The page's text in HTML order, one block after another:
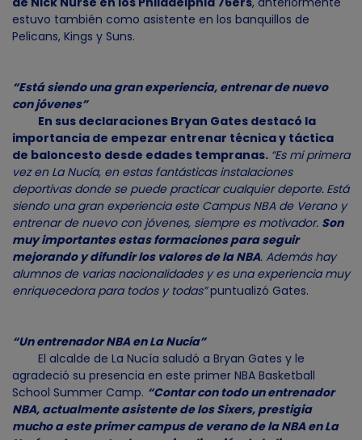
estuvo también como asistente en los banquillos de
Pelicans, Kings y Suns.
“Está siendo una gran experiencia, entrenar de nuevo
con jóvenes”
En sus declaraciones Bryan Gates destacó la
importancia de empezar entrenar técnica y táctica
de baloncesto desde edades tempranas. “Es mi primera
vez en La Nucía, en estas fantásticas instalaciones
deportivas donde se puede practicar cualquier deporte. Está
siendo una gran experiencia este Campus NBA de Verano y
entrenar de nuevo con jóvenes, siempre es motivador. Son
muy importantes estas formaciones para seguir
mejorando y difundir los valores de la NBA. Además hay
alumnos de varias nacionalidades y es una experiencia muy
enriquecedora para todos y todas”puntualizó Gates.
“Un entrenador NBA en La Nucía”
El alcalde de La Nucía saludó a Bryan Gates y le
agradeció su presencia en este primer NBA Basketball
School Summer Camp. “Contar con todo un entrenador
NBA, actualmente asistente de los Sixers, prestigia
mucho a este primer campus de verano de la NBA en La